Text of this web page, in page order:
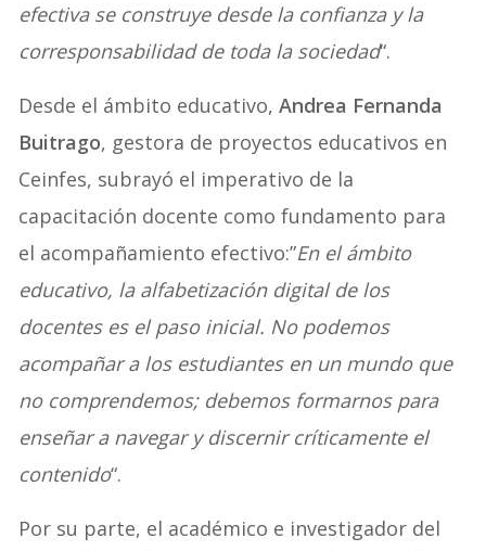
efectiva se construye desde la confianza y la
corresponsabilidad de toda la sociedad“.
Desde el ámbito educativo,Andrea Fernanda
Buitrago, gestora de proyectos educativos en
Ceinfes, subrayó el imperativo de la
capacitación docente como fundamento para
el acompañamiento efectivo:”En el ámbito
educativo, la alfabetización digital de los
docentes es el paso inicial. No podemos
acompañar a los estudiantes en un mundo que
no comprendemos; debemos formarnos para
enseñar a navegar y discernir críticamente el
contenido“.
Por su parte, el académico e investigador del